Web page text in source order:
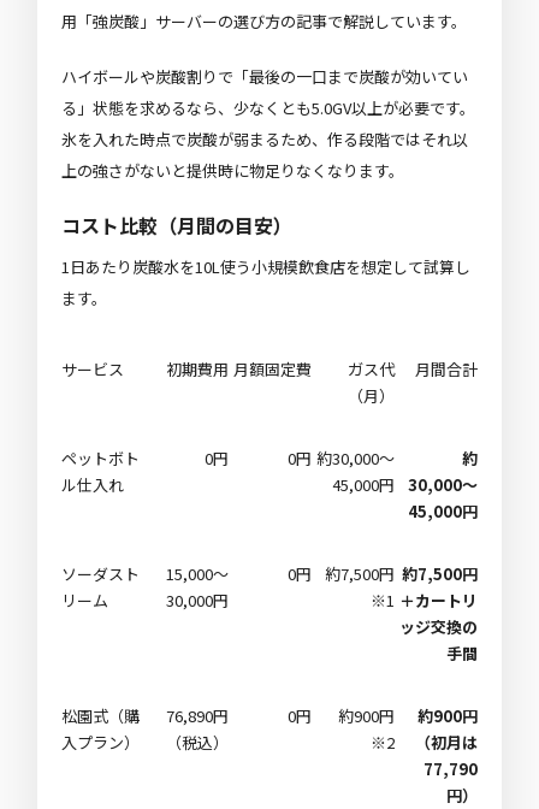
用「強炭酸」サーバーの選び方の記事で解説しています。
ハイボールや炭酸割りで「最後の一口まで炭酸が効いてい
る」状態を求めるなら、少なくとも5.0GV以上が必要です。
氷を入れた時点で炭酸が弱まるため、作る段階ではそれ以
上の強さがないと提供時に物足りなくなります。
コスト比較（月間の目安）
1日あたり炭酸水を10L使う小規模飲食店を想定して試算し
ます。
サービス 初期費用 月額固定費
ガス代
（月）
月間合計
ペットボト
ル仕入れ
0円 0円 約30,000〜
45,000円
約
30,000〜
45,000円
ソーダスト
リーム
15,000〜
30,000円
0円
約7,500円
※1
約7,500円
＋カートリ
ッジ交換の
手間
松園式（購
入プラン）
76,890円
（税込）
0円
約900円
※2
約900円
（初月は
77,790
円）